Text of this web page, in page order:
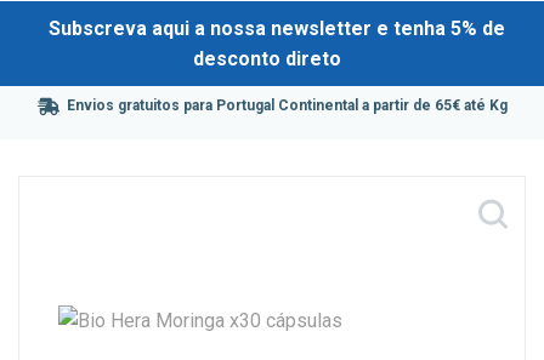
Subscreva aqui a nossa newsletter e tenha 5% de
desconto direto
Envios gratuitos para Portugal Continental a partir de 65€ até Kg